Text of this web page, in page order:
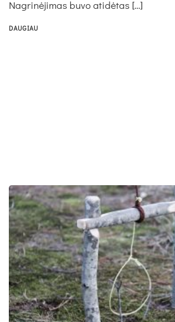
Nagrinėjimas buvo atidėtas […]
DAUGIAU